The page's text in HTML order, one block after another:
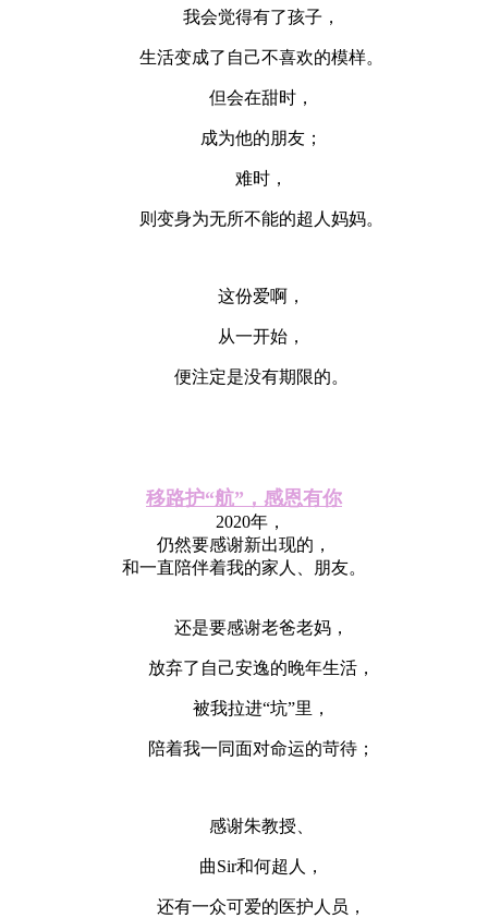
我会觉得有了孩子，
生活变成了自己不喜欢的模样。
但会在甜时，
成为他的朋友；
难时，
则变身为无所不能的超人妈妈。
这份爱啊，
从一开始，
便注定是没有期限的。
移路护“航”，感恩有你
2020年，
仍然要感谢新出现的，
和一直陪伴着我的家人、朋友。
还是要感谢老爸老妈，
放弃了自己安逸的晚年生活，
被我拉进“坑”里，
陪着我一同面对命运的苛待；
感谢朱教授、
曲Sir和何超人，
还有一众可爱的医护人员，